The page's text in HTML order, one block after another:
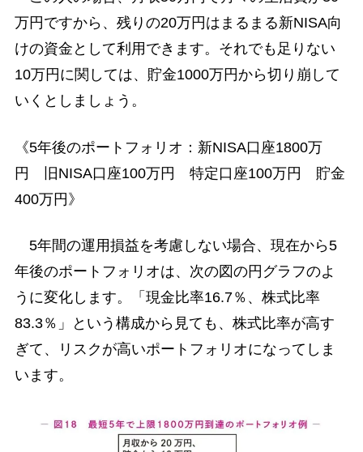
万円ですから、残りの20万円はまるまる新NISA向
けの資金として利用できます。それでも足りない
10万円に関しては、貯金1000万円から切り崩して
いくとしましょう。
《5年後のポートフォリオ：新NISA口座1800万
円 旧NISA口座100万円 特定口座100万円 貯金
400万円》
5年間の運用損益を考慮しない場合、現在から5
年後のポートフォリオは、次の図の円グラフのよ
うに変化します。「現金比率16.7％、株式比率
83.3％」という構成から見ても、株式比率が高す
ぎて、リスクが高いポートフォリオになってしま
います。